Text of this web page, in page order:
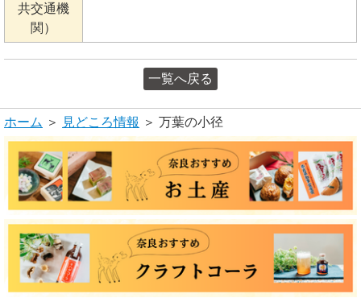
共交通機
関）
一覧へ戻る
ホーム ＞ 見どころ情報 ＞ 万葉の小径